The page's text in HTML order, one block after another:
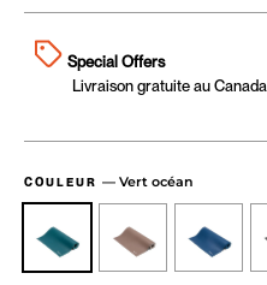
Special Offers
Livraison gratuite au Canada
COULEUR — Vert océan